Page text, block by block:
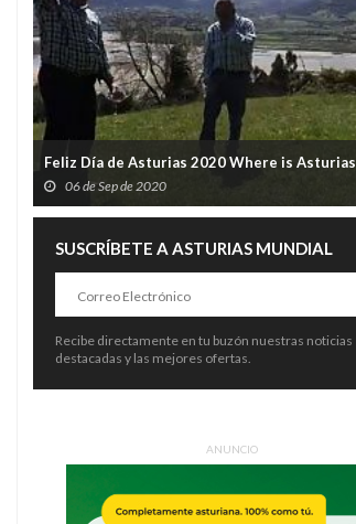
Feliz Día de Asturias 2020 Where is Asturias
06 de Sep de 2020
SUSCRÍBETE A ASTURIAS MUNDIAL
Recibe directamente en tu buzón nuestras noticias
destacadas y las mejores ofertas.
ANUNCIO